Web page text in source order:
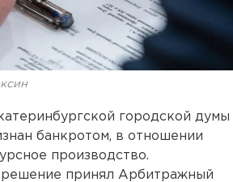
городской думы
банкротом, в отношении
производство.
принял Арбитражный